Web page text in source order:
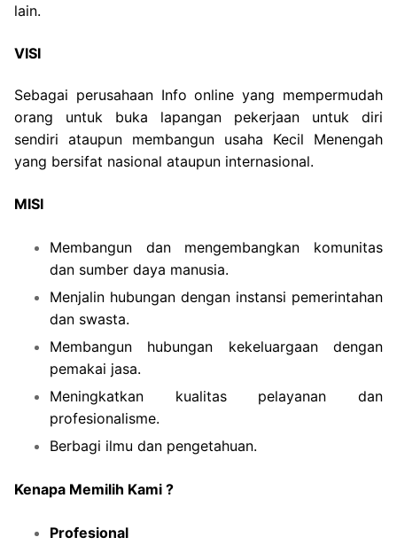
lain.
VISI
Sebagai perusahaan Info online yang mempermudah
orang untuk buka lapangan pekerjaan untuk diri
sendiri ataupun membangun usaha Kecil Menengah
yang bersifat nasional ataupun internasional.
MISI
Membangun dan mengembangkan komunitas
dan sumber daya manusia.
Menjalin hubungan dengan instansi pemerintahan
dan swasta.
Membangun hubungan kekeluargaan dengan
pemakai jasa.
Meningkatkan kualitas pelayanan dan
profesionalisme.
Berbagi ilmu dan pengetahuan.
Kenapa Memilih Kami ?
Profesional